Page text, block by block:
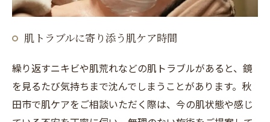
肌トラブルに寄り添う肌ケア時間
繰り返すニキビや肌荒れなどの肌トラブルがあると、鏡
を見るたび気持ちまで沈んでしまうことがあります。秋
田市で肌ケアをご相談いただく際は、今の肌状態や感じ